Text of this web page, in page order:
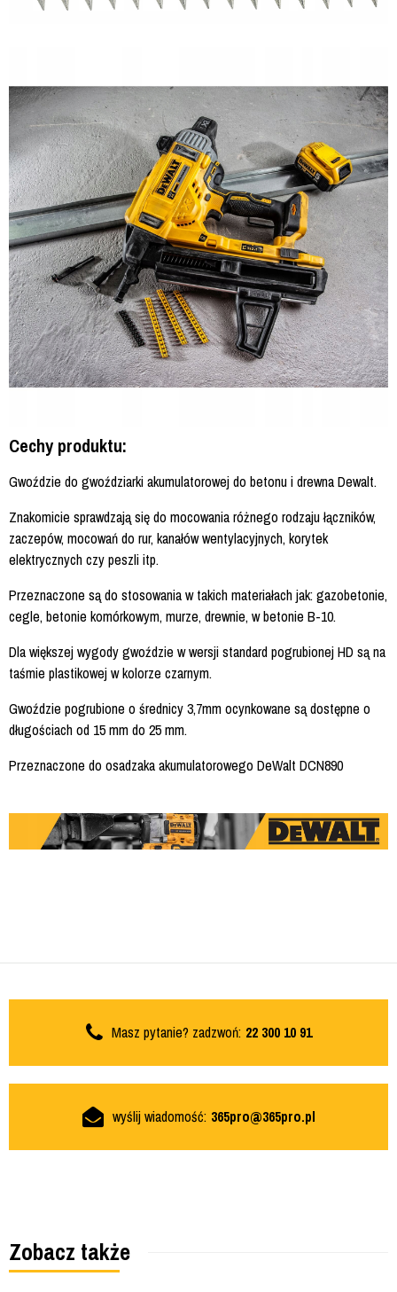
Cechy produktu:
Gwoździe do gwoździarki akumulatorowej do betonu i drewna Dewalt.
Znakomicie sprawdzają się do mocowania różnego rodzaju łączników,
zaczepów, mocowań do rur, kanałów wentylacyjnych, korytek
elektrycznych czy peszli itp.
Przeznaczone są do stosowania w takich materiałach jak: gazobetonie,
cegle, betonie komórkowym, murze, drewnie, w betonie B-10.
Dla większej wygody gwoździe w wersji standard pogrubionej HD są na
taśmie plastikowej w kolorze czarnym.
Gwoździe pogrubione o średnicy 3,7mm ocynkowane są dostępne o
długościach od 15 mm do 25 mm.
Przeznaczone do osadzaka akumulatorowego DeWalt DCN890
Masz pytanie? zadzwoń: 22 300 10 91
wyślij wiadomość: 365pro@365pro.pl
Zobacz także